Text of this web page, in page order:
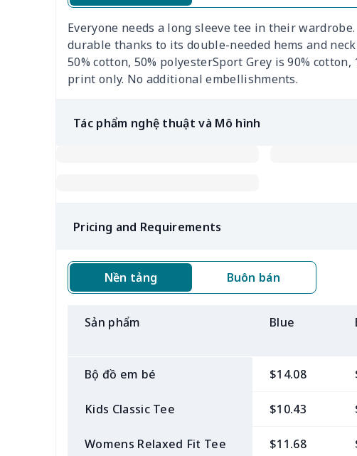
Everyone needs a long sleeve tee in their
durable thanks to its double-needed hems and
50% cotton, 50% polyesterSport Grey is 90%
print only. No additional embellishments.
Tác phẩm nghệ thuật và Mô hình
Pricing and Requirements
Nền tảng Buôn bán
Sản phẩm Blue
Bộ đồ em bé $14.08
Kids Classic Tee $10.43
Womens Relaxed Fit Tee $11.68